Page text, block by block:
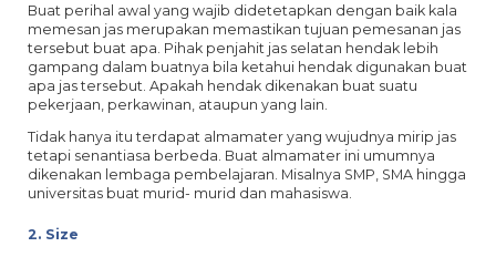
Buat perihal awal yang wajib didetetapkan dengan baik kala
memesan jas merupakan memastikan tujuan pemesanan jas
tersebut buat apa. Pihak penjahit jas selatan hendak lebih
gampang dalam buatnya bila ketahui hendak digunakan buat
apa jas tersebut. Apakah hendak dikenakan buat suatu
pekerjaan, perkawinan, ataupun yang lain.
Tidak hanya itu terdapat almamater yang wujudnya mirip jas
tetapi senantiasa berbeda. Buat almamater ini umumnya
dikenakan lembaga pembelajaran. Misalnya SMP, SMA hingga
universitas buat murid- murid dan mahasiswa.
2. Size